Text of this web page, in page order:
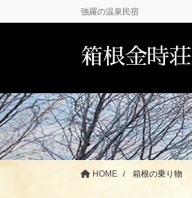
ン
移
動
ビ
ン
に
移
動
強羅の温泉民宿
箱根金時荘
HOME 箱根の乗り物